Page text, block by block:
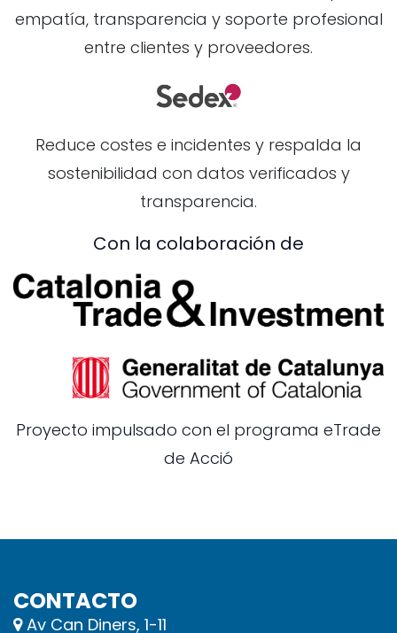
empatía, transparencia y soporte profesional
entre clientes y proveedores.
Reduce costes e incidentes y respalda la
sostenibilidad con datos verificados y
transparencia.
Con la colaboración de
Proyecto impulsado con el programa eTrade
de Acció
CONTACTO
Av Can Diners, 1-11